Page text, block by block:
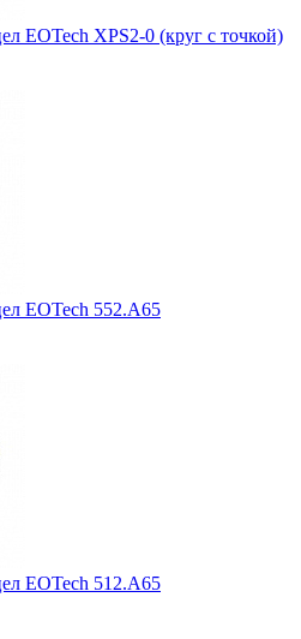
EOTech XPS2-0 (круг с точкой)
EOTech 552.A65
EOTech 512.A65